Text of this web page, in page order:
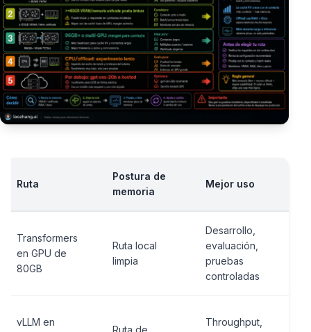
Ruta
Postura de
memoria
Mejor uso
Transformers
en GPU de
80GB
Ruta local
limpia
Desarrollo,
evaluación,
pruebas
controladas
vLLM en
Throughput,